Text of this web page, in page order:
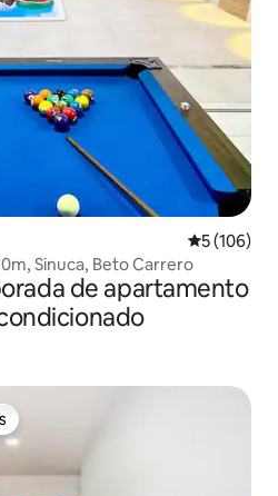
5 de uma
5 (106)
Sinuca, Beto Carrero
de apartamento
dos hóspedes